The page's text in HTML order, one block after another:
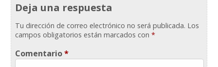
Deja una respuesta
Tu dirección de correo electrónico no será publicada. Los
campos obligatorios están marcados con*
Comentario*